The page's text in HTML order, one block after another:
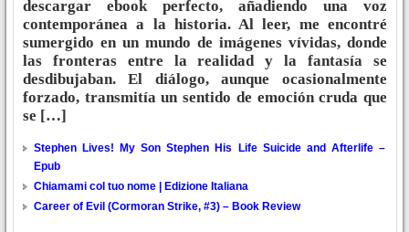
descargar ebook perfecto, añadiendo una voz
contemporánea a la historia. Al leer, me encontré
sumergido en un mundo de imágenes vívidas, donde
las fronteras entre la realidad y la fantasía se
desdibujaban. El diálogo, aunque ocasionalmente
forzado, transmitía un sentido de emoción cruda que
se […]
Stephen Lives! My Son Stephen His Life Suicide and Afterlife –
Epub
Chiamami col tuo nome | Edizione Italiana
Career of Evil (Cormoran Strike, #3) – Book Review